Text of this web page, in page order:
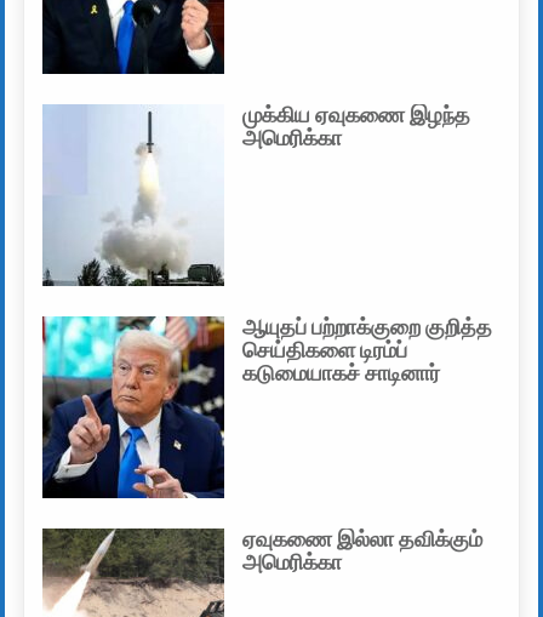
முக்கிய ஏவுகணை இழந்த
அமெரிக்கா
ஆயுதப் பற்றாக்குறை குறித்த
செய்திகளை டிரம்ப்
கடுமையாகச் சாடினார்
ஏவுகணை இல்லா தவிக்கும்
அமெரிக்கா